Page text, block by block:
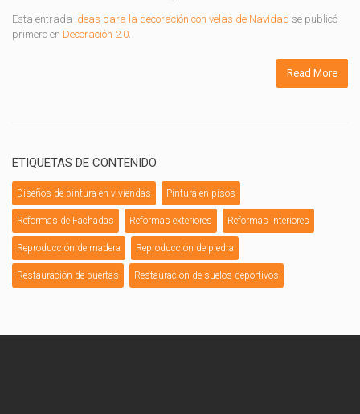
Esta entrada Ideas para la decoración con velas de Navidad se publicó
primero en Decoración 2.0.
Read More
ETIQUETAS DE CONTENIDO
Diseños de pintura en viviendas Pintura en pisos
Reformas de Fachadas Reformas exteriores Reformas interiores
Reproducción de madera Reproducción de piedra
Restauración de puertas Restauración de suelos deportivos